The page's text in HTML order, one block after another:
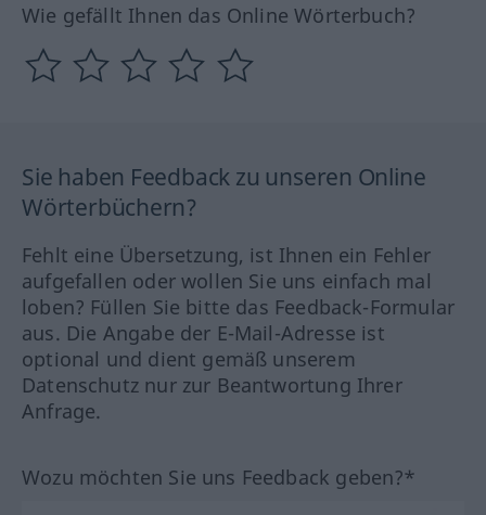
Wie gefällt Ihnen das Online Wörterbuch?
Sie haben Feedback zu unseren Online
Wörterbüchern?
Fehlt eine Übersetzung, ist Ihnen ein Fehler
aufgefallen oder wollen Sie uns einfach mal
loben? Füllen Sie bitte das Feedback-Formular
aus. Die Angabe der E-Mail-Adresse ist
optional und dient gemäß unserem
Datenschutz nur zur Beantwortung Ihrer
Anfrage.
Wozu möchten Sie uns Feedback geben?*